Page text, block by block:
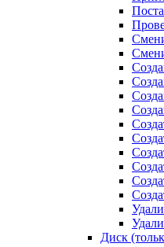
Диск